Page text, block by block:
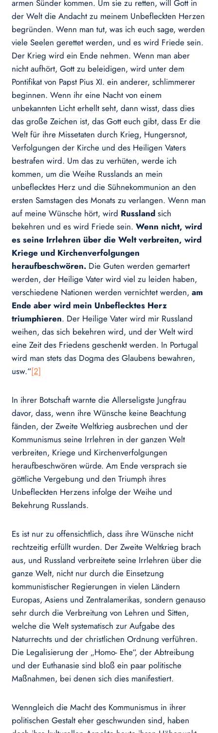
armen Sünder kommen. Um sie zu retten, will Gott in
der Welt die Andacht zu meinem Unbefleckten Herzen
begründen. Wenn man tut, was ich euch sage, werden
viele Seelen gerettet werden, und es wird Friede sein.
Der Krieg wird ein Ende nehmen. Wenn man aber
nicht aufhört, Gott zu beleidigen, wird unter dem
Pontifikat von Papst Pius XI. ein anderer, schlimmerer
beginnen. Wenn ihr eine Nacht von einem
unbekannten Licht erhellt seht, dann wisst, dass dies
das große Zeichen ist, das Gott euch gibt, dass Er die
Welt für ihre Missetaten durch Krieg, Hungersnot,
Verfolgungen der Kirche und des Heiligen Vaters
bestrafen wird. Um das zu verhüten, werde ich
kommen, um die Weihe Russlands an mein
unbeflecktes Herz und die Sühnekommunion an den
ersten Samstagen des Monats zu verlangen. Wenn man
auf meine Wünsche hört, wird Russland sich
bekehren und es wird Friede sein. Wenn nicht, wird
es seine Irrlehren über die Welt verbreiten, wird
Kriege und Kirchenverfolgungen
heraufbeschwören. Die Guten werden gemartert
werden, der Heilige Vater wird viel zu leiden haben,
verschiedene Nationen werden vernichtet werden, am
Ende aber wird mein Unbeflecktes Herz
triumphieren. Der Heilige Vater wird mir Russland
weihen, das sich bekehren wird, und der Welt wird
eine Zeit des Friedens geschenkt werden. In Portugal
wird man stets das Dogma des Glaubens bewahren,
usw.“[2]
In ihrer Botschaft warnte die Allerseligste Jungfrau
davor, dass, wenn ihre Wünsche keine Beachtung
fänden, der Zweite Weltkrieg ausbrechen und der
Kommunismus seine Irrlehren in der ganzen Welt
verbreiten, Kriege und Kirchenverfolgungen
heraufbeschwören würde. Am Ende versprach sie
göttliche Vergebung und den Triumph ihres
Unbefleckten Herzens infolge der Weihe und
Bekehrung Russlands.
Es ist nur zu offensichtlich, dass ihre Wünsche nicht
rechtzeitig erfüllt wurden. Der Zweite Weltkrieg brach
aus, und Russland verbreitete seine Irrlehren über die
ganze Welt, nicht nur durch die Einsetzung
kommunistischer Regierungen in vielen Ländern
Europas, Asiens und Zentralamerikas, sondern genauso
sehr durch die Verbreitung von Lehren und Sitten,
welche die Welt systematisch zur Aufgabe des
Naturrechts und der christlichen Ordnung verführen.
Die Legalisierung der „Homo- Ehe“, der Abtreibung
und der Euthanasie sind bloß ein paar politische
Maßnahmen, bei denen sich dies manifestiert.
Wenngleich die Macht des Kommunismus in ihrer
politischen Gestalt eher geschwunden sind, haben